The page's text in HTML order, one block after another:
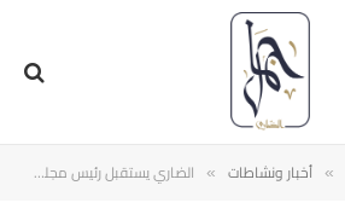
» أخبار ونشاطات » الضاري يستقبل رئيس مجلس النواب السيد محمد الحلبوسي في مبنى خان ضاري الاثري